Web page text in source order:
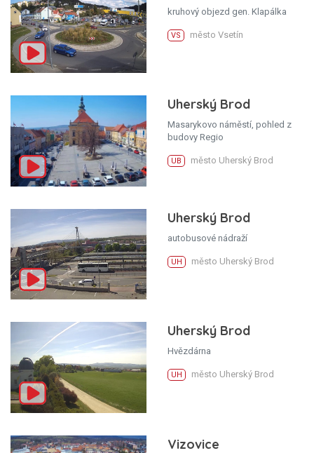
kruhový objezd gen. Klapálka
VS město Vsetín
Uherský Brod
Masarykovo náměstí, pohled z
budovy Regio
UB město Uherský Brod
Uherský Brod
autobusové nádraží
UH město Uherský Brod
Uherský Brod
Hvězdárna
UH město Uherský Brod
Vizovice